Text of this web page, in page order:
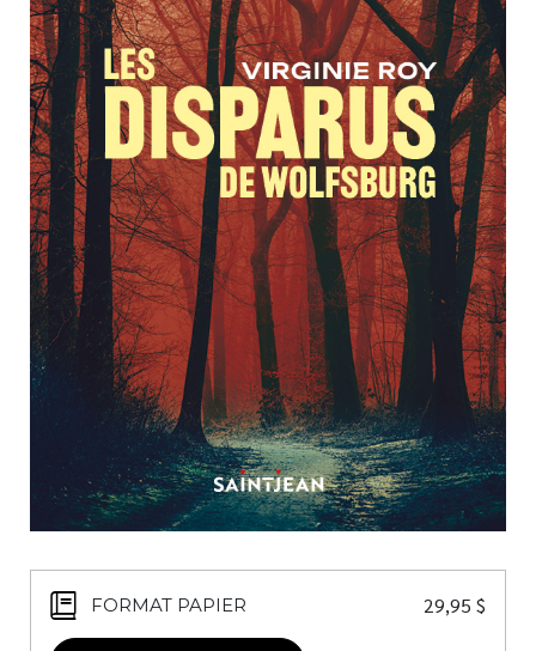
Nouveautés
Numérique
Livres audio
Meilleurs vendeurs
Page vedette
AUTEURS
À PROPOS
CONTACT
FORMAT PAPIER 29,95 $